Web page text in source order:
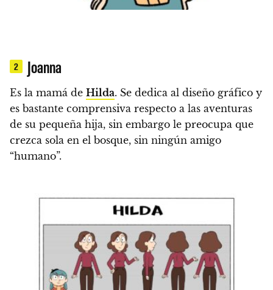
2 Joanna
Es la mamá de Hilda. Se dedica al diseño gráfico y
es bastante comprensiva respecto a las aventuras
de su pequeña hija, sin embargo le preocupa que
crezca sola en el bosque, sin ningún amigo
“humano”.